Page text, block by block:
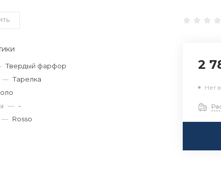
Твердый фарфор
— Тарелка
— -
— Rosso
2
Нет